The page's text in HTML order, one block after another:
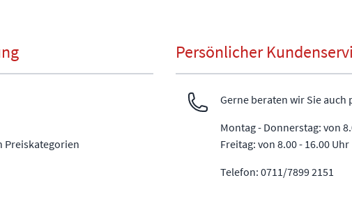
Preiskategorien
Persönlicher
Gerne beraten wir Sie auch
Montag - Donnerstag: von
Freitag: von 8.00 - 16.00 Uhr
Telefon: 0711/7899 2151